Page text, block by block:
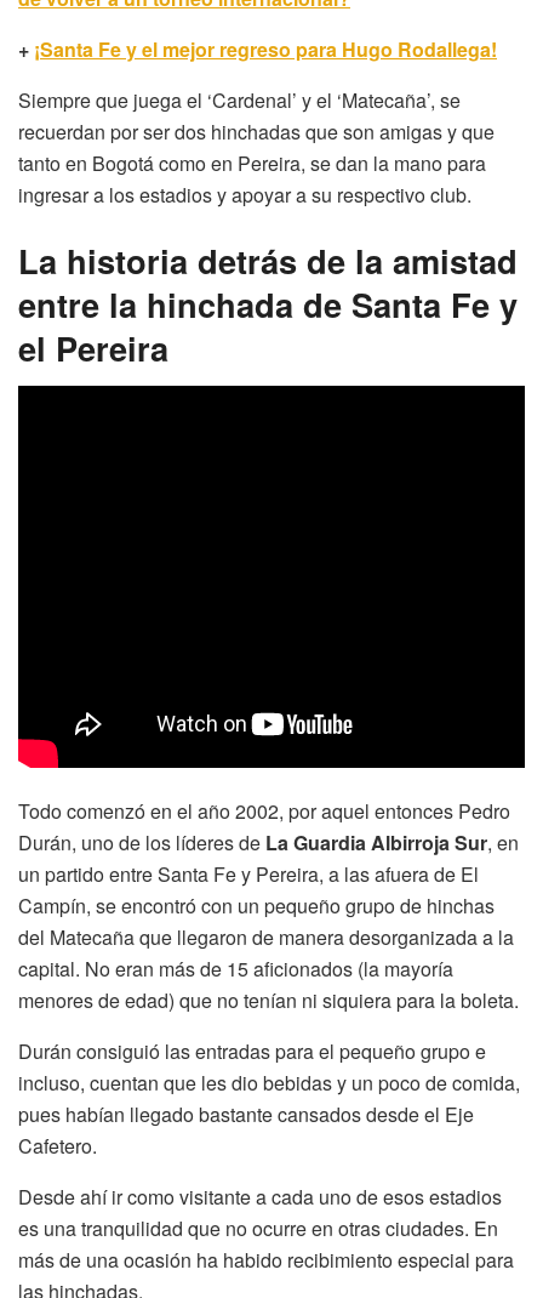
+ ¡Santa Fe y el mejor regreso para Hugo Rodallega!
Siempre que juega el ‘Cardenal’ y el ‘Matecaña’, se
recuerdan por ser dos hinchadas que son amigas y que
tanto en Bogotá como en Pereira, se dan la mano para
ingresar a los estadios y apoyar a su respectivo club.
La historia detrás de la amistad
entre la hinchada de Santa Fe y
el Pereira
Todo comenzó en el año 2002, por aquel entonces Pedro
Durán, uno de los líderes de La Guardia Albirroja Sur, en
un partido entre Santa Fe y Pereira, a las afuera de El
Campín, se encontró con un pequeño grupo de hinchas
del Matecaña que llegaron de manera desorganizada a la
capital. No eran más de 15 aficionados (la mayoría
menores de edad) que no tenían ni siquiera para la boleta.
Durán consiguió las entradas para el pequeño grupo e
incluso, cuentan que les dio bebidas y un poco de comida,
pues habían llegado bastante cansados desde el Eje
Cafetero.
Desde ahí ir como visitante a cada uno de esos estadios
es una tranquilidad que no ocurre en otras ciudades. En
más de una ocasión ha habido recibimiento especial para
las hinchadas.